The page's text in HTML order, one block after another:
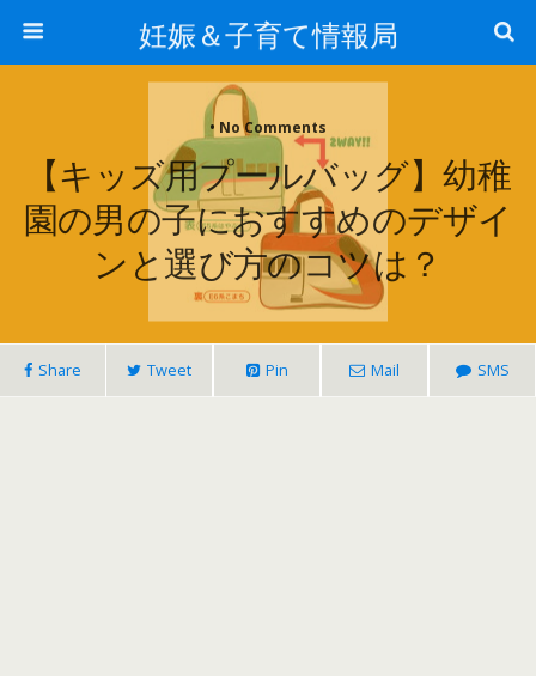
妊娠＆子育て情報局
• No Comments
【キッズ用プールバッグ】幼稚
園の男の子におすすめのデザイ
ンと選び方のコツは？
Share Tweet Pin Mail SMS